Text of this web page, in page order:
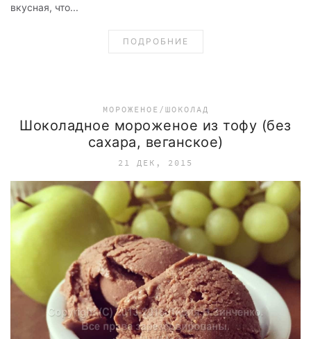
вкусная, что...
ПОДРОБНИЕ
МОРОЖЕНОЕ/ШОКОЛАД
Шоколадное мороженое из тофу (без
сахара, веганское)
21 ДЕК, 2015